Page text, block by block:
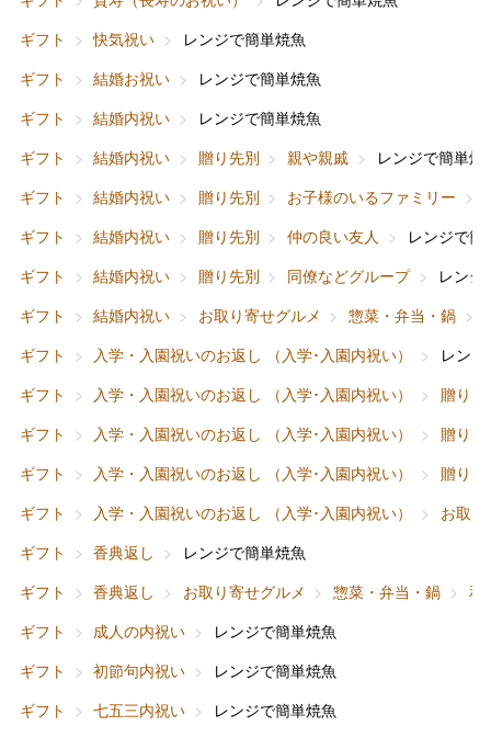
ギフト
快気祝い
レンジで簡単焼魚
ギフト
結婚お祝い
レンジで簡単焼魚
ギフト
結婚内祝い
レンジで簡単焼魚
ギフト
結婚内祝い 贈り先別 親や親戚
レンジで簡単焼
ギフト
結婚内祝い 贈り先別 お子様のいるファミリー
ギフト
結婚内祝い 贈り先別 仲の良い友人
レンジで簡
ギフト
結婚内祝い 贈り先別 同僚などグループ
レンジ
ギフト
結婚内祝い お取り寄せグルメ 惣菜・弁当・鍋
ギフト
入学・入園祝いのお返し （入学･入園内祝い）
レン
ギフト
入学・入園祝いのお返し （入学･入園内祝い）
贈り先
ギフト
入学・入園祝いのお返し （入学･入園内祝い）
贈り先
ギフト
入学・入園祝いのお返し （入学･入園内祝い）
贈り先
ギフト
入学・入園祝いのお返し （入学･入園内祝い）
お取
ギフト
香典返し
レンジで簡単焼魚
ギフト
香典返し お取り寄せグルメ 惣菜・弁当・鍋
和
ギフト
成人の内祝い
レンジで簡単焼魚
ギフト
初節句内祝い
レンジで簡単焼魚
ギフト
七五三内祝い
レンジで簡単焼魚